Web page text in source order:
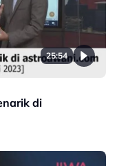
25:54
di